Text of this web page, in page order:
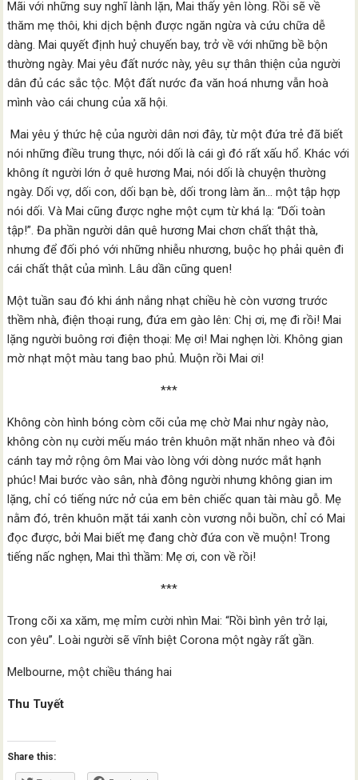
Mãi với những suy nghĩ lành lặn, Mai thấy yên lòng. Rồi sẽ về
thăm mẹ thôi, khi dịch bệnh được ngăn ngừa và cứu chữa dễ
dàng. Mai quyết định huỷ chuyến bay, trở về với những bề bộn
thường ngày. Mai yêu đất nước này, yêu sự thân thiện của người
dân đủ các sắc tộc. Một đất nước đa văn hoá nhưng vẫn hoà
mình vào cái chung của xã hội.
Mai yêu ý thức hệ của người dân nơi đây, từ một đứa trẻ đã biết
nói những điều trung thực, nói dối là cái gì đó rất xấu hổ. Khác với
không ít người lớn ở quê hương Mai, nói dối là chuyện thường
ngày. Dối vợ, dối con, dối bạn bè, dối trong làm ăn… một tập hợp
nói dối. Và Mai cũng được nghe một cụm từ khá lạ: “Dối toàn
tập!”. Đa phần người dân quê hương Mai chơn chất thật thà,
nhưng để đối phó với những nhiễu nhương, buộc họ phải quên đi
cái chất thật của mình. Lâu dần cũng quen!
Một tuần sau đó khi ánh nắng nhạt chiều hè còn vương trước
thềm nhà, điện thoại rung, đứa em gào lên: Chị ơi, mẹ đi rồi! Mai
lặng người buông rơi điện thoại: Mẹ ơi! Mai nghẹn lời. Không gian
mờ nhạt một màu tang bao phủ. Muộn rồi Mai ơi!
***
Không còn hình bóng còm cõi của mẹ chờ Mai như ngày nào,
không còn nụ cười mếu máo trên khuôn mặt nhăn nheo và đôi
cánh tay mở rộng ôm Mai vào lòng với dòng nước mắt hạnh
phúc! Mai bước vào sân, nhà đông người nhưng không gian im
lặng, chỉ có tiếng nức nở của em bên chiếc quan tài màu gỗ. Mẹ
nằm đó, trên khuôn mặt tái xanh còn vương nỗi buồn, chỉ có Mai
đọc được, bởi Mai biết mẹ đang chờ đứa con về muộn! Trong
tiếng nấc nghẹn, Mai thì thầm: Mẹ ơi, con về rồi!
***
Trong cõi xa xăm, mẹ mỉm cười nhìn Mai: “Rồi bình yên trở lại,
con yêu”. Loài người sẽ vĩnh biệt Corona một ngày rất gần.
Melbourne, một chiều tháng hai
Thu Tuyết
Share this: